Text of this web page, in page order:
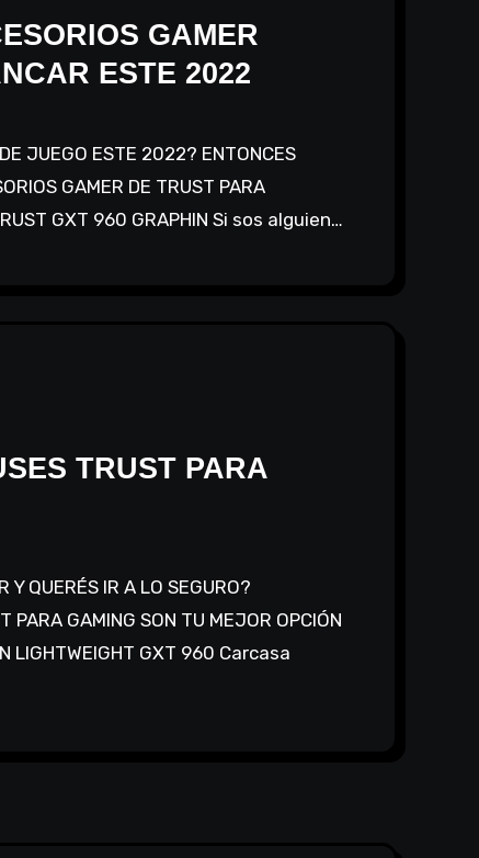
GAMER
ESTE 2022
GAMER DE TRUST PARA
GXT 960 GRAPHIN Si sos alguien…
TRUST PARA
PARA GAMING SON TU MEJOR OPCIÓN
LIGHTWEIGHT GXT 960 Carcasa